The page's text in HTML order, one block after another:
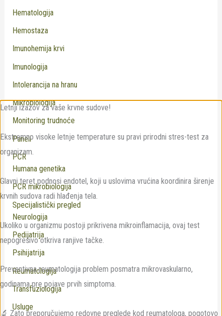
Hematologija
Hemostaza
Imunohemija krvi
Imunologija
Intolerancija na hranu
Mikrobiologija
Monitoring trudnoće
Paneli
PCR
Humana genetika
PCR mikrobiologija
Specijalistički pregled
Neurologija
Pedijatrija
Psihijatrija
Reumatologija
Transfuziologija
Usluge
Letnji izazov za vaše krvne sudove!
Ekstremno visoke letnje temperature su pravi prirodni stres-test za
organizam.
Glavni teret podnosi endotel, koji u uslovima vrućina koordinira širenje
krvnih sudova radi hlađenja tela.
Ukoliko u organizmu postoji prikrivena mikroinflamacija, ovaj test
nepogrešivo otkriva ranjive tačke.
Preventivna reumatologija problem posmatra mikrovaskularno,
godinama pre pojave prvih simptoma.
🔬 Zato preporučujemo redovne preglede kod reumatologa, pogotovo